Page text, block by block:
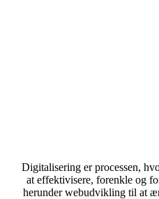
Digitalisering er processen,
at effektivisere, forenkle og
herunder webudvikling til at